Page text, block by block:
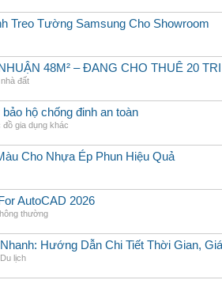
Treo Tường Samsung Cho Showroom
48M² – ĐANG CHO THUÊ 20
đất
hộ chống đinh an toàn
đồ gia dụng khác
Cho Nhựa Ép Phun Hiệu Quả
AutoCAD 2026
thường
Hướng Dẫn Chi Tiết Thời Gian,
Du lịch